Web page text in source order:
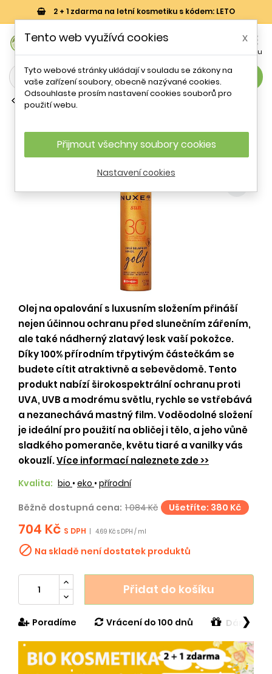
2 + 1 zdarma na letní kosmetiku s kódem: LETO

Menu
search
Dermokosmetika na tělo
Nuxe - 150 ml
- 35 %
Olej na opalování s luxusním složením přináší
nejen účinnou ochranu před slunečním zářením,
ale také nádherný zlatavý lesk vaší pokožce.
Díky 100% přírodním třpytivým částečkám se
budete cítit atraktivně a sebevědomě. Tento
produkt nabízí širokospektrální ochranu proti
UVA, UVB a modrému světlu, rychle se vstřebává
a nezanechává mastný film. Voděodolné složení
je ideální pro použití na obličej i tělo, a jeho vůně
sladkého pomeranče, květu tiaré a vanilky vás
okouzlí.Více informací naleznete zde >>
Kvalita: bio • eko • přírodní
Běžně dostupná cena: 1 084 Kč Ušetříte: 380 Kč
704 Kč S DPH 4.69 Kč s DPH / ml
 Na skladě není dostatek produktů
Přidat do košíku
Poradíme Vrácení do 100 dnů Dárek v
❯
Tento web využívá cookies x
Tyto webové stránky ukládají v souladu se zákony na
vaše zařízení soubory, obecně nazývané cookies.
Odsouhlaste prosím nastavení cookies souborů pro
použití webu.
Přijmout všechny soubory cookies
Nastavení cookies